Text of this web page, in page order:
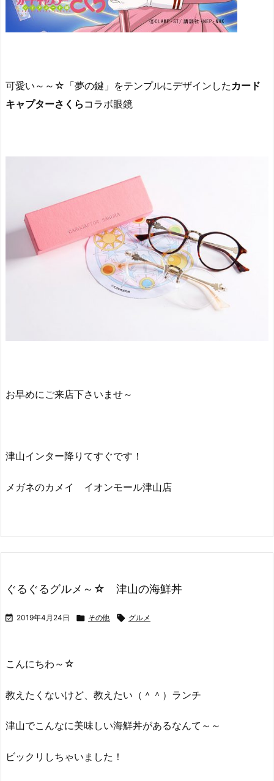
可愛い～～☆「夢の鍵」をテンプルにデザインした カード
キャプターさくら コラボ眼鏡
お早めにご来店下さいませ～
津山インター降りてすぐです！
メガネのカメイ イオンモール津山店
ぐるぐるグルメ～☆ 津山の海鮮丼
 2019年4月24日  その他  グルメ
こんにちわ～☆
教えたくないけど、教えたい（＾＾）ランチ
津山でこんなに美味しい海鮮丼があるなんて～～
ビックリしちゃいました！